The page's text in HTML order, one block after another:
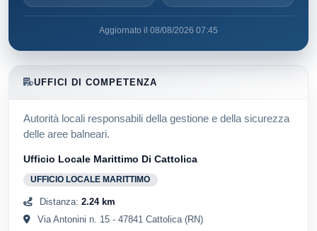
Aggiornato il 08/08/2026 07:45
UFFICI DI COMPETENZA
Autorità locali responsabili della gestione e della sicurezza
delle aree balneari.
Ufficio Locale Marittimo Di Cattolica
UFFICIO LOCALE MARITTIMO
Distanza: 2.24 km
Via Antonini n. 15 - 47841 Cattolica (RN)